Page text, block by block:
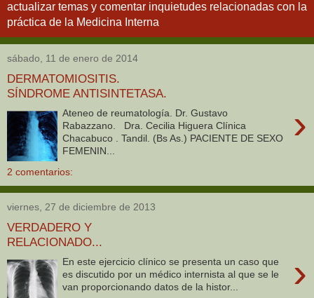
actualizar temas y comentar inquietudes relacionadas con la
práctica de la Medicina Interna
sábado, 11 de enero de 2014
DERMATOMIOSITIS.
SÍNDROME ANTISINTETASA.
›
Ateneo de reumatología. Dr. Gustavo
Rabazzano. Dra. Cecilia Higuera Clínica
Chacabuco . Tandil. (Bs As.) PACIENTE DE SEXO
FEMENIN...
2 comentarios:
viernes, 27 de diciembre de 2013
VERDADERO Y
RELACIONADO...
›
En este ejercicio clínico se presenta un caso que
es discutido por un médico internista al que se le
van proporcionando datos de la histor...